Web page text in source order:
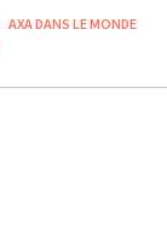
AXA DANS LE MONDE